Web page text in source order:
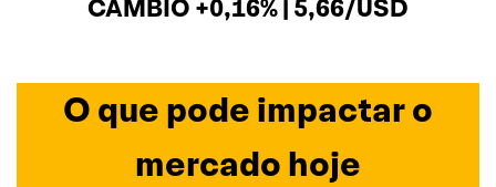
CÂMBIO +0,16% | 5,66/USD
O que pode impactar o
mercado hoje